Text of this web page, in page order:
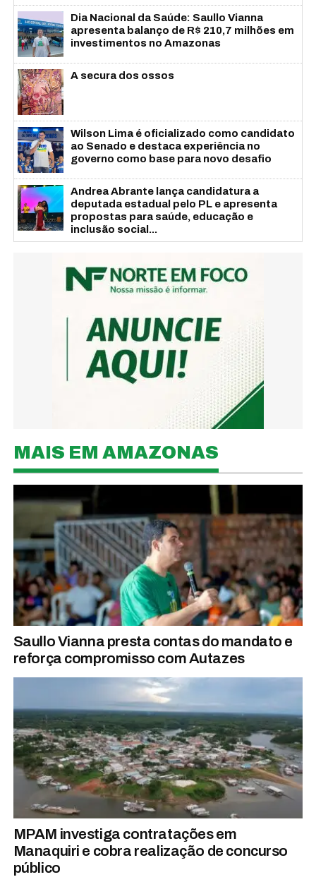
Dia Nacional da Saúde: Saullo Vianna
apresenta balanço de R$ 210,7 milhões em
investimentos no Amazonas
A secura dos ossos
Wilson Lima é oficializado como candidato
ao Senado e destaca experiência no
governo como base para novo desafio
Andrea Abrante lança candidatura a
deputada estadual pelo PL e apresenta
propostas para saúde, educação e
inclusão social...
MAIS EM AMAZONAS
Saullo Vianna presta contas do mandato e
reforça compromisso com Autazes
MPAM investiga contratações em
Manaquiri e cobra realização de concurso
público